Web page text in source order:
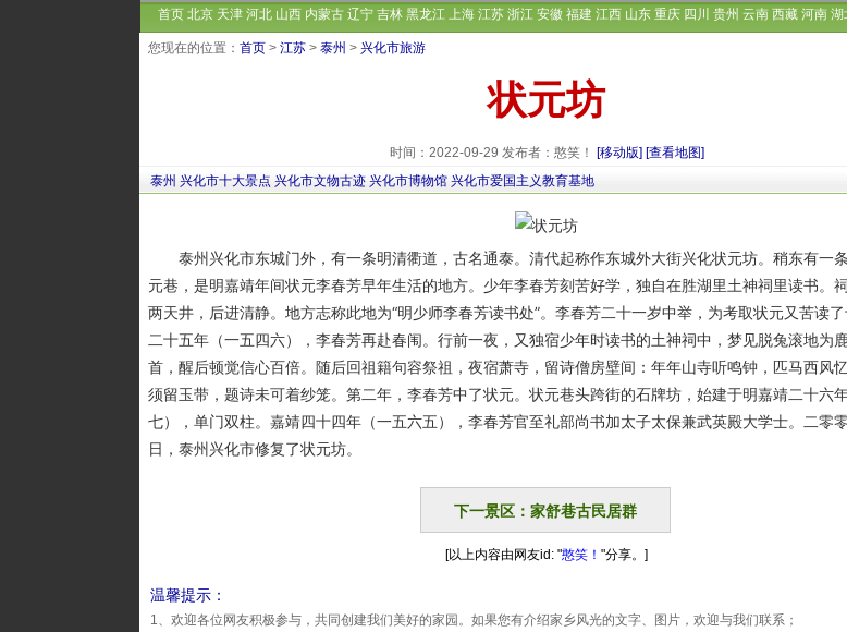
首页 北京 天津 河北 山西 内蒙古 辽宁 吉林 黑龙江 上海 江苏 浙江 安徽 福建 江西 山东 重庆 四川 贵州 云南 西藏 河南 湖
您现在的位置： 首页 > 江苏 > 泰州 > 兴化市旅游
状元坊
时间：2022-09-29 发布者：憨笑！ [移动版] [查看地图]
泰州 兴化市十大景点 兴化市文物古迹 兴化市博物馆 兴化市爱国主义教育基地
泰州兴化市东城门外，有一条明清衢道，古名通泰。清代起称作东城外大街兴化状元坊。稍东有一
元巷，是明嘉靖年间状元李春芳早年生活的地方。少年李春芳刻苦好学，独自在胜湖里土神祠里读书。
两天井，后进清静。地方志称此地为“明少师李春芳读书处”。李春芳二十一岁中举，为考取状元又苦读
二十五年（一五四六），李春芳再赴春闱。行前一夜，又独宿少年时读书的土神祠中，梦见脱兔滚地为
首，醒后顿觉信心百倍。随后回祖籍句容祭祖，夜宿萧寺，留诗僧房壁间：年年山寺听鸣钟，匹马西风
须留玉带，题诗未可着纱笼。第二年，李春芳中了状元。状元巷头跨街的石牌坊，始建于明嘉靖二十六
七），单门双柱。嘉靖四十四年（一五六五），李春芳官至礼部尚书加太子太保兼武英殿大学士。二零
日，泰州兴化市修复了状元坊。
下一景区：家舒巷古民居群
[以上内容由网友id: "憨笑！ "分享。]
温馨提示：
1、欢迎各位网友积极参与，共同创建我们美好的家园。如果您有介绍家乡风光的文字、图片，欢迎与我们联系；